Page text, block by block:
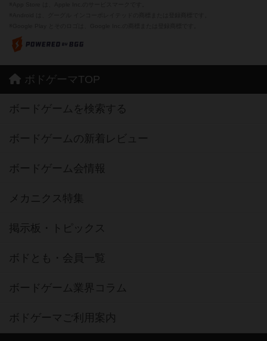
ボドゲーマTOP
ボードゲームを検索する
ボードゲームの新着レビュー
ボードゲーム会情報
メカニクス特集
掲示板・トピックス
ボドとも・会員一覧
ボードゲーム業界コラム
ボドゲーマご利用案内